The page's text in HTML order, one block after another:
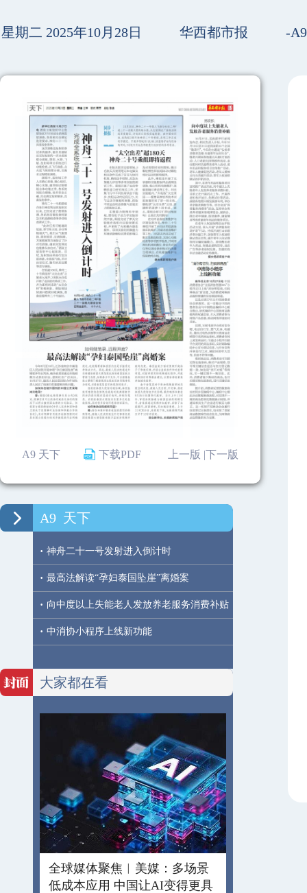
星期二 2025年10月28日 华西都市报 -
A9 天下 下载PDF 下一版
上一版 |
A9 天下
· 神舟二十一号发射进入倒计时
· 最高法解读“孕妇泰国坠崖”离婚案
· 向中度以上失能老人发放养老服务消费补贴
· 中消协小程序上线新功能
大家都在看
全球媒体聚焦︱美媒：多场景
低成本应用 中国让AI变得更具